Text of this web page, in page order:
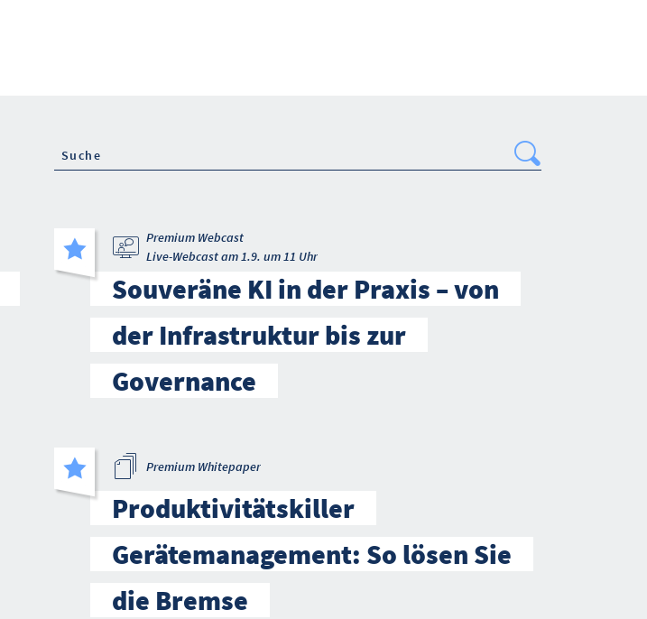
Search
Premium Webcast
Live-Webcast am 1.9. um 11 Uhr
Souveräne KI in der Praxis – von
der Infrastruktur bis zur
Governance
Premium Whitepaper
Produktivitätskiller
Gerätemanagement: So lösen Sie
die Bremse